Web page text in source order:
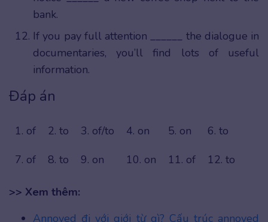
bank.
If you pay full attention ______ the dialogue in
documentaries, you’ll find lots of useful
information.
Đáp án
1. of 2. to 3. of/to 4. on 5. on
6. to
7. of
8. to 9. on 10. on 11. of 12. to
>> Xem thêm:
Annoyed đi với giới từ gì? Cấu trúc annoyed